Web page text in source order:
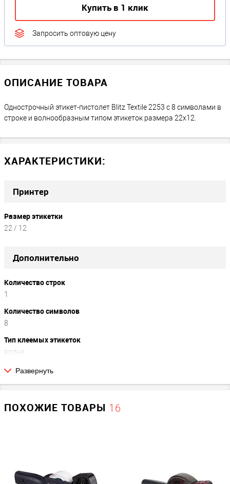
Купить в 1 клик
Запросить оптовую цену
ОПИСАНИЕ ТОВАРА
Однострочный этикет-пистолет Blitz Textile 2253 с 8 символами в
строке и волнообразным типом этикеток размера 22х12.
ХАРАКТЕРИСТИКИ:
Принтер
Размер этикетки
22 / 12
Дополнительно
Количество строк
1
Количество символов
8
Тип клеемых этикеток
волна
Прочие
Blitz
Развернуть
ПОХОЖИЕ ТОВАРЫ 16